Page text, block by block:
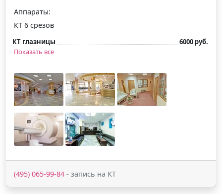
Аппараты:
КТ 6 срезов
КТ глазницы
6000 руб.
Показать все
(495) 065-99-84 - запись на КТ